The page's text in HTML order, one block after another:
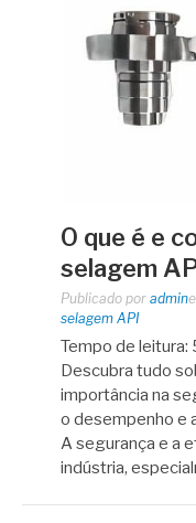
O que é e
selagem
Publicado por admin
selagem API
Tempo de leitura:
Descubra tudo
importância na
o desempenho e
A segurança e a
indústria,